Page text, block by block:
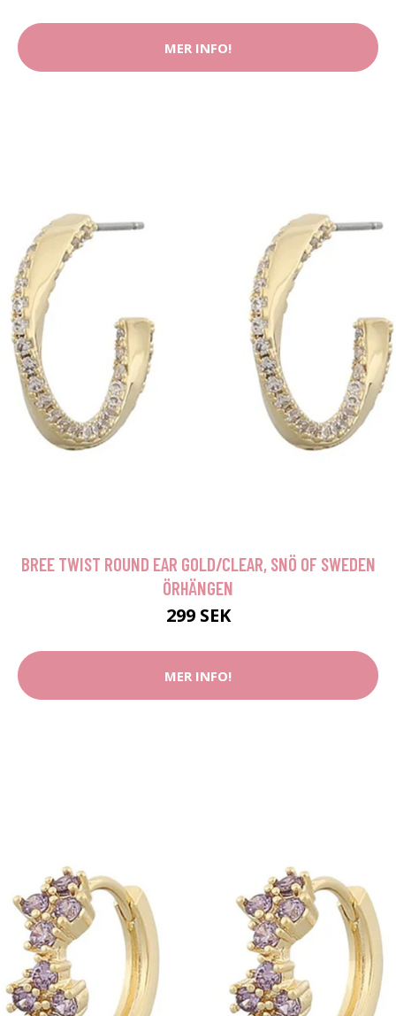
MER INFO!
BREE TWIST ROUND EAR GOLD/CLEAR, SNÖ OF SWEDEN
ÖRHÄNGEN
299 SEK
MER INFO!